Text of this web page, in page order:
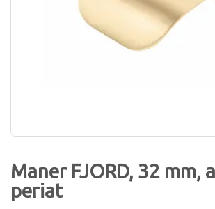
Maner FJORD, 32 mm,
periat